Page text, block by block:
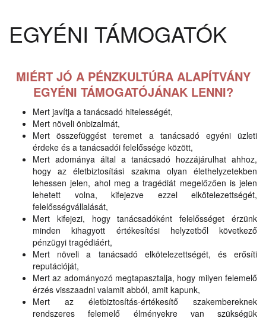
EGYÉNI TÁMOGATÓK
MIÉRT JÓ A PÉNZKULTÚRA ALAPÍTVÁNY
EGYÉNI TÁMOGATÓJÁNAK LENNI?
Mert javítja a tanácsadó hitelességét,
Mert növeli önbizalmát,
Mert összefüggést teremet a tanácsadó egyéni üzleti
érdeke és a tanácsadói felelőssége között,
Mert adománya által a tanácsadó hozzájárulhat ahhoz,
hogy az életbiztosítási szakma olyan élethelyzetekben
lehessen jelen, ahol meg a tragédiát megelőzően is jelen
lehetett volna, kifejezve ezzel elkötelezettségét,
felelősségvállalását,
Mert kifejezi, hogy tanácsadóként felelősséget érzünk
minden kihagyott értékesítési helyzetből következő
pénzügyi tragédiáért,
Mert növeli a tanácsadó elkötelezettségét, és erősíti
reputációját,
Mert az adományozó megtapasztalja, hogy milyen felemelő
érzés visszaadni valamit abból, amit kapunk,
Mert az életbiztosítás-értékesítő szakembereknek
rendszeres felemelő élményekre van szükségük